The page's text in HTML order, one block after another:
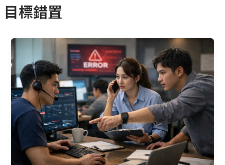
目標錯置
都
做
對
了，
為
問